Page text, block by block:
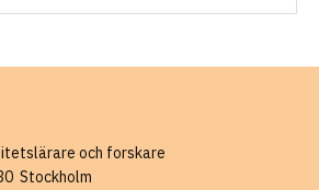
och forskare
Stockholm